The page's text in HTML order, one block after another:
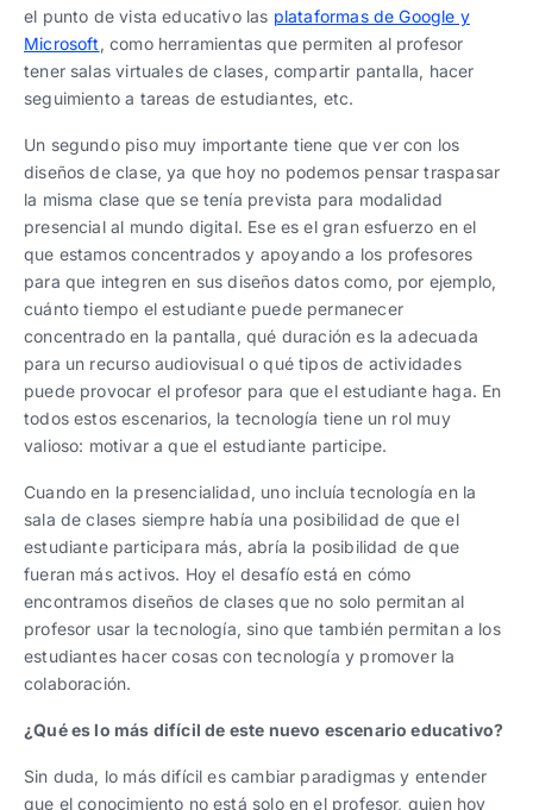
el punto de vista educativo las plataformas de Google y
Microsoft , como herramientas que permiten al profesor
tener salas virtuales de clases, compartir pantalla, hacer
seguimiento a tareas de estudiantes, etc.
Un segundo piso muy importante tiene que ver con los
diseños de clase, ya que hoy no podemos pensar traspasar
la misma clase que se tenía prevista para modalidad
presencial al mundo digital. Ese es el gran esfuerzo en el
que estamos concentrados y apoyando a los profesores
para que integren en sus diseños datos como, por ejemplo,
cuánto tiempo el estudiante puede permanecer
concentrado en la pantalla, qué duración es la adecuada
para un recurso audiovisual o qué tipos de actividades
puede provocar el profesor para que el estudiante haga. En
todos estos escenarios, la tecnología tiene un rol muy
valioso: motivar a que el estudiante participe.
Cuando en la presencialidad, uno incluía tecnología en la
sala de clases siempre había una posibilidad de que el
estudiante participara más, abría la posibilidad de que
fueran más activos. Hoy el desafío está en cómo
encontramos diseños de clases que no solo permitan al
profesor usar la tecnología, sino que también permitan a los
estudiantes hacer cosas con tecnología y promover la
colaboración.
¿Qué es lo más difícil de este nuevo escenario educativo?
Sin duda, lo más difícil es cambiar paradigmas y entender
que el conocimiento no está solo en el profesor, quien hoy